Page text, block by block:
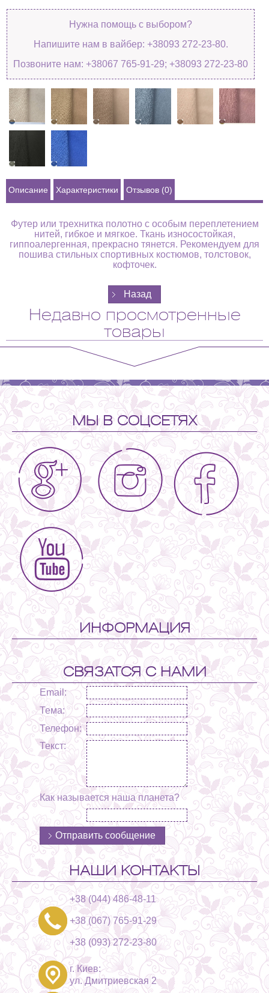
Нужна помощь с выбором?
Напишите нам в вайбер: +38093 272-23-80.
Позвоните нам: +38067 765-91-29; +38093 272-23-80
Описание Характеристики Отзывов (0)
Футер или трехнитка полотно с особым переплетением
нитей, гибкое и мягкое. Ткань износостойкая,
гиппоалергенная, прекрасно тянется. Рекомендуем для
пошива стильных спортивных костюмов, толстовок,
кофточек.
Недавно просмотренные
товары
МЫ В СОЦСЕТЯХ
ИНФОРМАЦИЯ
СВЯЗАТСЯ С НАМИ
Email:
Тема:
Телефон:
Текст:
Как называется наша планета?
НАШИ КОНТАКТЫ
+38 (044) 486-48-11
+38 (067) 765-91-29
+38 (093) 272-23-80
г. Киев:
ул. Дмитриевская 2